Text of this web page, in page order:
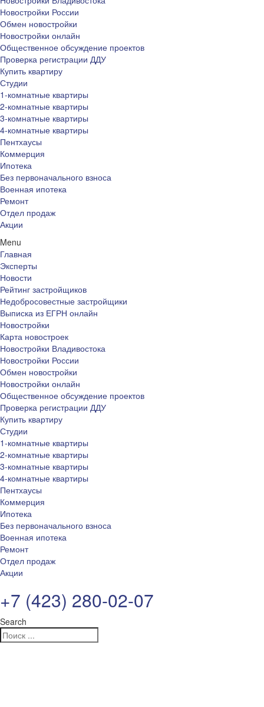
Новостройки России
Обмен новостройки
Новостройки онлайн
Общественное обсуждение проектов
Проверка регистрации ДДУ
Купить квартиру
Студии
1-комнатные квартиры
2-комнатные квартиры
3-комнатные квартиры
4-комнатные квартиры
Пентхаусы
Коммерция
Ипотека
Без первоначального взноса
Военная ипотека
Ремонт
Отдел продаж
Акции
Menu
Главная
Эксперты
Новости
Рейтинг застройщиков
Недобросовестные застройщики
Выписка из ЕГРН онлайн
Новостройки
Карта новостроек
Новостройки Владивостока
Новостройки России
Обмен новостройки
Новостройки онлайн
Общественное обсуждение проектов
Проверка регистрации ДДУ
Купить квартиру
Студии
1-комнатные квартиры
2-комнатные квартиры
3-комнатные квартиры
4-комнатные квартиры
Пентхаусы
Коммерция
Ипотека
Без первоначального взноса
Военная ипотека
Ремонт
Отдел продаж
Акции
+7 (423) 280-02-07
Search